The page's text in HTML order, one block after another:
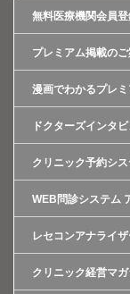
無料医療機関会員
プレミアム掲載の
漫画でわかるプレ
ドクターズインタ
クリニック予約シ
WEB問診システム
レセコンアナライ
クリニック経営マ